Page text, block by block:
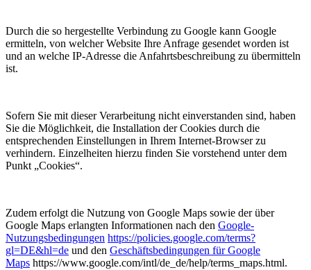
Durch die so hergestellte Verbindung zu Google kann Google
ermitteln, von welcher Website Ihre Anfrage gesendet worden ist
und an welche IP-Adresse die Anfahrtsbeschreibung zu übermitteln
ist.
Sofern Sie mit dieser Verarbeitung nicht einverstanden sind, haben
Sie die Möglichkeit, die Installation der Cookies durch die
entsprechenden Einstellungen in Ihrem Internet-Browser zu
verhindern. Einzelheiten hierzu finden Sie vorstehend unter dem
Punkt „Cookies“.
Zudem erfolgt die Nutzung von Google Maps sowie der über
Google Maps erlangten Informationen nach den Google-
Nutzungsbedingungen https://policies.google.com/terms?
gl=DE&hl=de und den Geschäftsbedingungen für Google
Maps https://www.google.com/intl/de_de/help/terms_maps.html.